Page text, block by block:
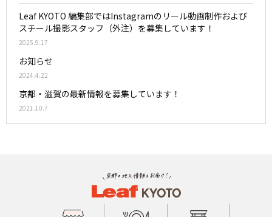
Leaf KYOTO 編集部ではInstagramのリール動画制作および
スチール撮影スタッフ（外注）を募集しています！
2025.9.17
お知らせ
2024.4.22
京都・滋賀の最新情報を募集しています！
2021.10.7